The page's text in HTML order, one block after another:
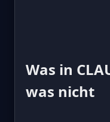
Was in
was nicht